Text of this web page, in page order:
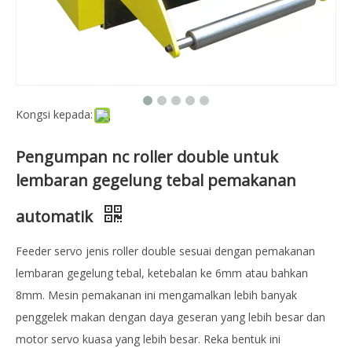
Kongsi kepada:
Pengumpan nc roller double untuk
lembaran gegelung tebal pemakanan
automatik
Feeder servo jenis roller double sesuai dengan pemakanan
lembaran gegelung tebal, ketebalan ke 6mm atau bahkan
8mm. Mesin pemakanan ini mengamalkan lebih banyak
penggelek makan dengan daya geseran yang lebih besar dan
motor servo kuasa yang lebih besar. Reka bentuk ini